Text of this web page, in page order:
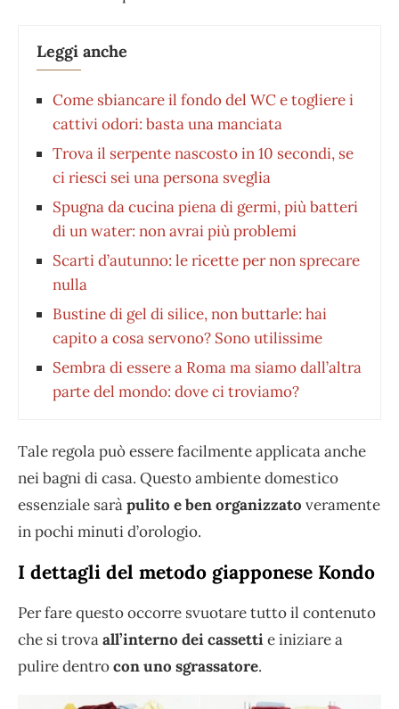
Leggi anche
Come sbiancare il fondo del WC e togliere i
cattivi odori: basta una manciata
Trova il serpente nascosto in 10 secondi, se
ci riesci sei una persona sveglia
Spugna da cucina piena di germi, più batteri
di un water: non avrai più problemi
Scarti d’autunno: le ricette per non sprecare
nulla
Bustine di gel di silice, non buttarle: hai
capito a cosa servono? Sono utilissime
Sembra di essere a Roma ma siamo dall’altra
parte del mondo: dove ci troviamo?
Tale regola può essere facilmente applicata anche
nei bagni di casa. Questo ambiente domestico
essenziale saràpulito e ben organizzato veramente
in pochi minuti d’orologio.
I dettagli del metodo giapponese Kondo
Per fare questo occorre svuotare tutto il contenuto
che si trovaall’interno dei cassettie iniziare a
pulire dentrocon uno sgrassatore.